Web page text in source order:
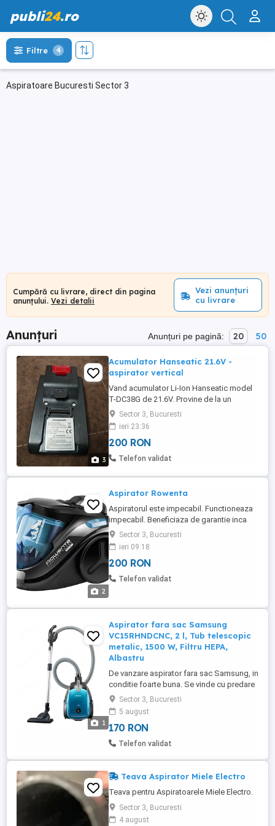
publi24.ro
Aspiratoare Bucuresti Sector 3
Filtre 4
Cumpără cu livrare, direct din pagina
anunțului. Vezi detalii
Vezi anunțuri
cu livrare
Anunțuri Anunțuri pe pagină: 20 50
3
Acumulator Hanseatic 21.6V -
aspirator vertical
Vand acumulator Li-Ion Hanseatic model
T-DC38G de 21.6V. Provine de la un
aspirator vertical. Are si incarcatorul
original. Nu ma intereseaza schimburi !! Nu
trimit in provincie decat cu plata
transportului in avans !!
Sector 3, Bucuresti
ieri 23:36
200 RON
Telefon validat
2
Aspirator Rowenta
Aspiratorul este impecabil. Functioneaza
impecabil. Beneficiaza de garantie inca
pana pe data de 23.09.2026! Predarea lui
se face in zona mega mall. Sau statiile de
metrou iancului, titan, costin georgian.
Sector 3, Bucuresti
ieri 09:18
200 RON
Telefon validat
1
Aspirator fara sac Samsung
VC15RHNDCNC, 2 l, Tub telescopic
metalic, 1500 W, Filtru HEPA,
Albastru
De vanzare aspirator fara sac Samsung, in
conditie foarte buna. Se vinde cu predare
personala in Sector 3. Detalii aici sau la
Aspiratorul Samsung VC15RHNDCNC este
echipat cu un tub telescopic metalic și un
filtru HEPA pentru o curățare eficientă a
locuinței tale. Cu o putere de 1500 W și un
Sector 3, Bucuresti
5 august
170 RON
Telefon validat
Teava Aspirator Miele Electro
Teava pentru Aspiratoarele Miele Electro.
Sector 3, Bucuresti
4 august